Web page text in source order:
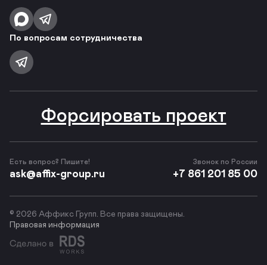
По вопросам сотрудничества
Есть вопрос? Пишите!
ask@affix-group.ru
Форсировать проект
Звонок по России
+7 861 201 85 00
© 2026 Аффикс Групп. Все права защищены.
Правовая информация